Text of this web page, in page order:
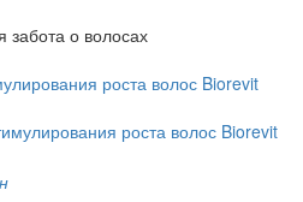
о волосах
роста волос Biorevit